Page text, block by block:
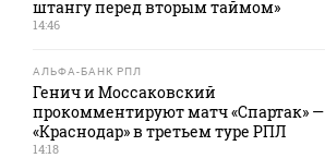
штангу перед вторым таймом»
14:46
АЛЬФА-БАНК РПЛ
Генич и Моссаковский
прокомментируют матч «Спартак» —
«Краснодар» в третьем туре РПЛ
14:18